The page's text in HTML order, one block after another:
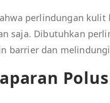
perlindungan kulit
saja. Dibutuhkan
barrier dan